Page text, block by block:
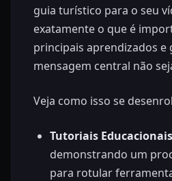
guia turístico para o seu
exatamente o que é
principais aprendizados e
mensagem central não
Veja como isso se
Tutoriais
demonstrando um
para rotular